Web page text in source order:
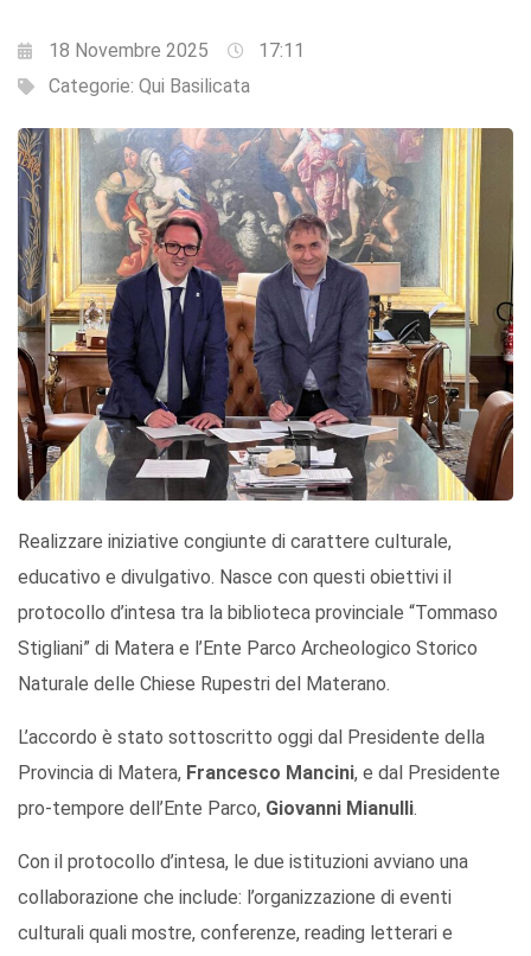
18 Novembre 2025
17:11
Categorie: Qui Basilicata
Realizzare iniziative congiunte di carattere culturale,
educativo e divulgativo. Nasce con questi obiettivi il
protocollo d’intesa tra la biblioteca provinciale “Tommaso
Stigliani” di Matera e l’Ente Parco Archeologico Storico
Naturale delle Chiese Rupestri del Materano.
L’accordo è stato sottoscritto oggi dal Presidente della
Provincia di Matera, Francesco Mancini, e dal Presidente
pro-tempore dell’Ente Parco, Giovanni Mianulli.
Con il protocollo d’intesa, le due istituzioni avviano una
collaborazione che include: l’organizzazione di eventi
culturali quali mostre, conferenze, reading letterari e